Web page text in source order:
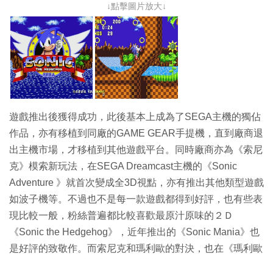
↓點擊圖片放大↓
遊戲推出後獲得成功，此後基本上成為了SEGA主機的獨佔
作品，亦有移植到同廠的GAME GEAR手提機，直到廠商退
出主機市場，才移植到其他遊戲平台。同時廠商亦為《索尼
克》模索新玩法，在SEGA Dreamcast主機的《Sonic
Adventure 》就首次變成全3D視點，亦有推出其他類型遊戲
如波子機等。不過也不是每一款遊戲都得到好評，也有些表
現比較一般，粉絲普遍都比較喜歡最原汁原味的２Ｄ
《Sonic the Hedgehog》，近年推出的《Sonic Mania》也
是好評的致敬作。而索尼克和瑪利歐的對決，也在《瑪利歐